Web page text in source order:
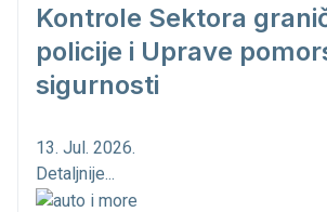
Kontrole Sektora
policije i Uprave
sigurnosti
13. Jul. 2026.
Detaljnije...